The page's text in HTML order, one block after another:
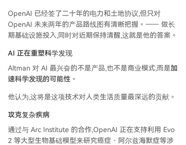
OpenAI 已经签了二十年的电力和土地协议,但只对
OpenAI 未来两年的产品路线图有清晰把握。—— 做长
期基础设施投入,同时对近期保持清醒,这就是他的答案。
AI 正在重塑科学发现
Altman 对 AI 最兴奋的不是产品,也不是商业模式,而是加
速科学发现的可能性 。
他认为,这将是这项技术对人类生活质量最深远的贡献。
攻克复杂疾病
通过与 Arc Institute 的合作,OpenAI 正在支持利用 Evo
2 等大型生物基础模型来研究癌症、阿尔兹海默症等涉